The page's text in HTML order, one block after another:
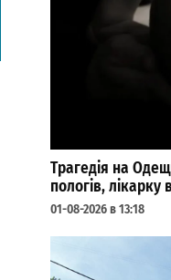
Трагедія на
пологів,
01-08-2026 в 13:18